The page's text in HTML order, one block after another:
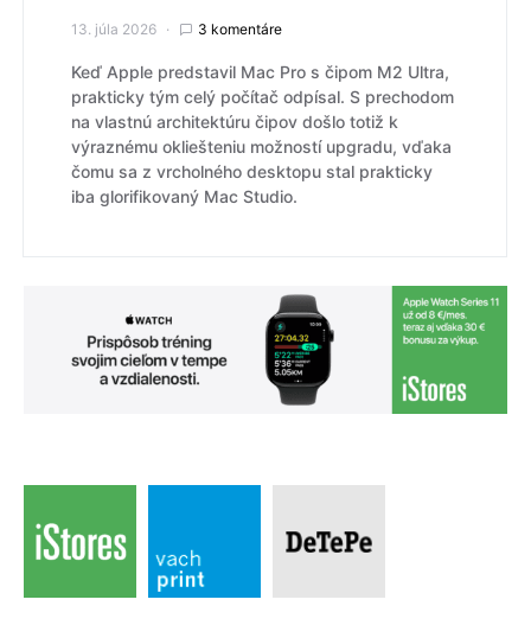
13. júla 2026 3 komentáre
Keď Apple predstavil Mac Pro s čipom M2 Ultra,
prakticky tým celý počítač odpísal. S prechodom
na vlastnú architektúru čipov došlo totiž k
výraznému okliešteniu možností upgradu, vďaka
čomu sa z vrcholného desktopu stal prakticky
iba glorifikovaný Mac Studio.